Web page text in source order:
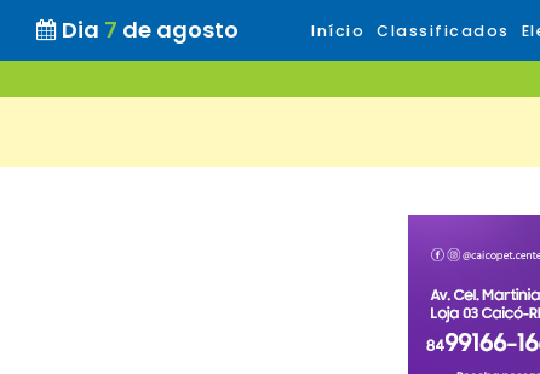
Dia 7 de agosto Início Classificados